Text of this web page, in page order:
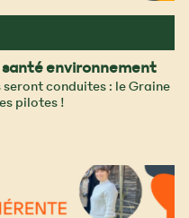
santé environnement
conduites : le Graine
pilotes !